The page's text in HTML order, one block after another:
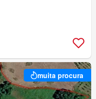
muita procura